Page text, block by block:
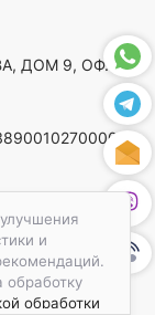
и
обработку
обработки
ДОМ 9, ОФ. 5,
в
Минский